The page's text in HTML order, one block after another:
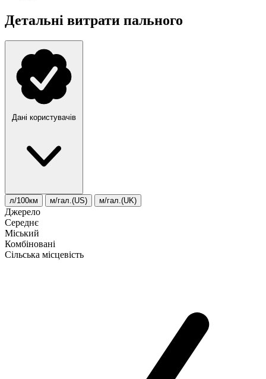
Детальні витрати пального
Дані користувачів
л/100км м/гал.(US) м/гал.(UK)
Джерело
Середнє
Міський
Комбіновані
Сільська місцевість